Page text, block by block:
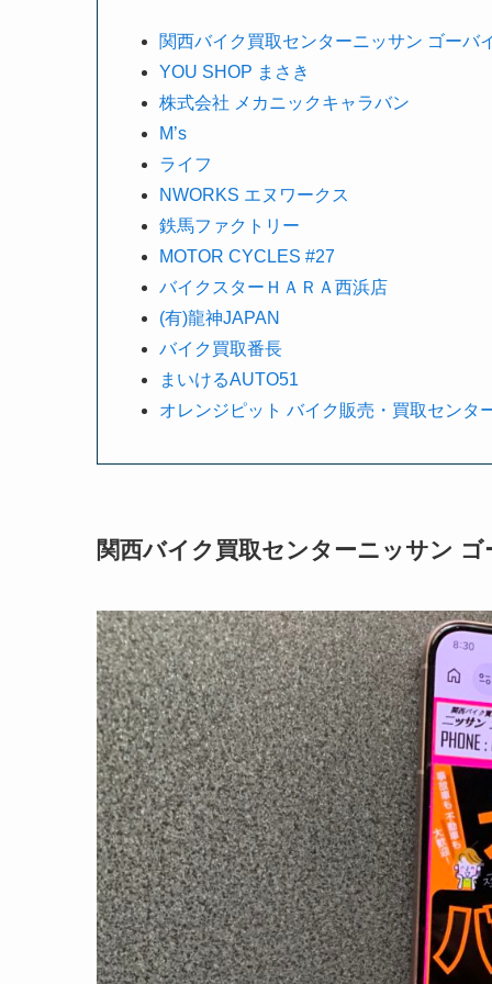
関西バイク買取センターニッサン ゴーバ
YOU SHOP まさき
株式会社 メカニックキャラバン
M’s
ライフ
NWORKS エヌワークス
鉄馬ファクトリー
MOTOR CYCLES #27
バイクスターＨＡＲＡ西浜店
(有)龍神JAPAN
バイク買取番長
まいけるAUTO51
オレンジピット バイク販売・買取センタ
関西バイク買取センターニッサン ゴ